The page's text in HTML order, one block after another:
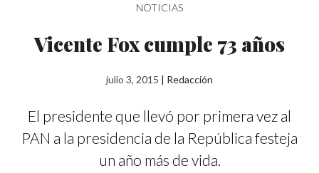
NOTICIAS
Vicente Fox cumple 73 años
julio 3, 2015 | Redacción
El presidente que llevó por primera vez al
PAN a la presidencia de la República festeja
un año más de vida.